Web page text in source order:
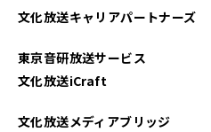
文化放送キャリアパートナーズ
東京音研放送サービス
文化放送iCraft
文化放送メディアブリッジ